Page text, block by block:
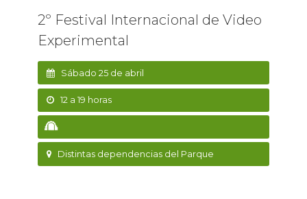
2º Festival Internacional de Video
Experimental
Sábado 25 de abril
12 a 19 horas
Distintas dependencias del Parque